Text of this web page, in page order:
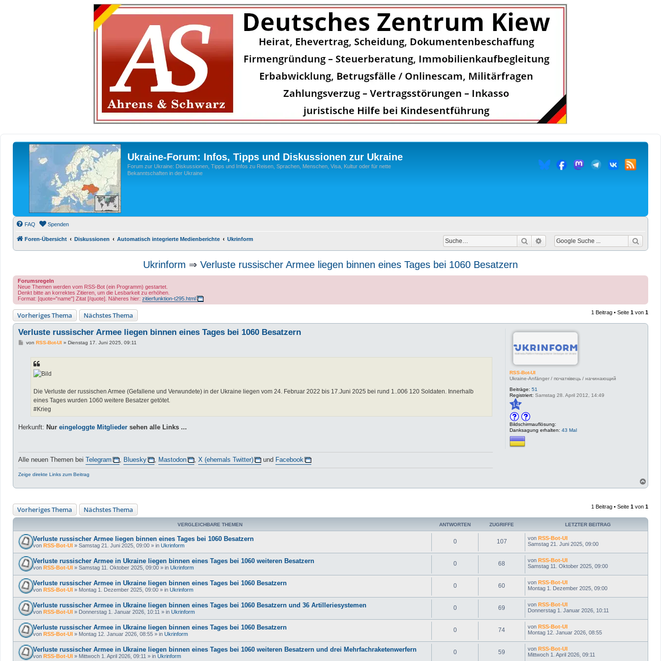
Ukraine-Forum: Infos, Tipps und Diskussionen zur Ukraine
Forum zur Ukraine: Diskussionen, Tipps und Infos zu Reisen, Sprachen, Menschen, Visa, Kultur oder für nette
Bekanntschaften in der Ukraine
FAQ Spenden
Foren-Übersicht Diskussionen Automatisch integrierte Medienberichte Ukrinform Suche Erweiterte Suche
Ukrinform ⇒ Verluste russischer Armee liegen binnen eines Tages bei 1060 Besatzern
Forumsregeln
Neue Themen werden vom RSS-Bot (ein Programm) gestartet.
Denkt bitte an korrektes Zitieren, um die Lesbarkeit zu erhöhen.
Format: [quote="name"] Zitat [/quote]. Näheres hier: zitierfunktion-t295.html
Vorheriges Thema Nächstes Thema 1 Beitrag • Seite 1 von 1
RSS-Bot-UI
Ukraine-Anfänger / початківець / начинающий
Beiträge: 51
Registriert: Samstag 28. April 2012, 14:49
14
Bildschirmauflösung:
Danksagung erhalten: 43 Mal
Verluste russischer Armee liegen binnen eines Tages bei 1060 Besatzern
Bvon RSS-Bot-UI» Dienstag 17. Juni 2025, 09:11
Die Verluste der russischen Armee (Gefallene und Verwundete) in der Ukraine liegen vom 24. Februar 2022 bis 17.Juni 2025 bei rund 1..006 120 Soldaten. Innerhalb
eines Tages wurden 1060 weitere Besatzer getötet.
#Krieg
Herkunft: Nur eingeloggte Mitglieder sehen alle Links ...
Alle neuen Themen bei Telegram Bluesky Mastodon X (ehemals Twitter) und Facebook
Zeige direkte Links zum Beitrag
a
o
e
Vorheriges Thema Nächstes Thema 1 Beitrag • Seite 1 von 1
VERGLEICHBARE THEMEN ANTWORTEN ZUGRIFFE LETZTER BEITRAG
Verluste russischer Armee liegen binnen eines Tages bei 1060 Besatzern
von RSS-Bot-UI » Samstag 21. Juni 2025, 09:00 » in Ukrinform
0 107 von RSS-Bot-UI
Samstag 21. Juni 2025, 09:00
Verluste russischer Armee in Ukraine liegen binnen eines Tages bei 1060 weiteren Besatzern
von RSS-Bot-UI » Samstag 11. Oktober 2025, 09:00 » in Ukrinform
0 68 von RSS-Bot-UI
Samstag 11. Oktober 2025, 09:00
Verluste russischer Armee in Ukraine liegen binnen eines Tages bei 1060 Besatzern
von RSS-Bot-UI » Montag 1. Dezember 2025, 09:00 » in Ukrinform
0 60 von RSS-Bot-UI
Montag 1. Dezember 2025, 09:00
Verluste russischer Armee in Ukraine liegen binnen eines Tages bei 1060 Besatzern und 36 Artilleriesystemen
von RSS-Bot-UI » Donnerstag 1. Januar 2026, 10:11 » in Ukrinform
0 69 von RSS-Bot-UI
Donnerstag 1. Januar 2026, 10:11
Verluste russischer Armee in Ukraine liegen binnen eines Tages bei 1060 Besatzern
von RSS-Bot-UI » Montag 12. Januar 2026, 08:55 » in Ukrinform
0 74 von RSS-Bot-UI
Montag 12. Januar 2026, 08:55
Verluste russischer Armee in Ukraine liegen binnen eines Tages bei 1060 weiteren Besatzern und drei Mehrfachraketenwerfern
von RSS-Bot-UI » Mittwoch 1. April 2026, 09:11 » in Ukrinform
0 59 von RSS-Bot-UI
Mittwoch 1. April 2026, 09:11